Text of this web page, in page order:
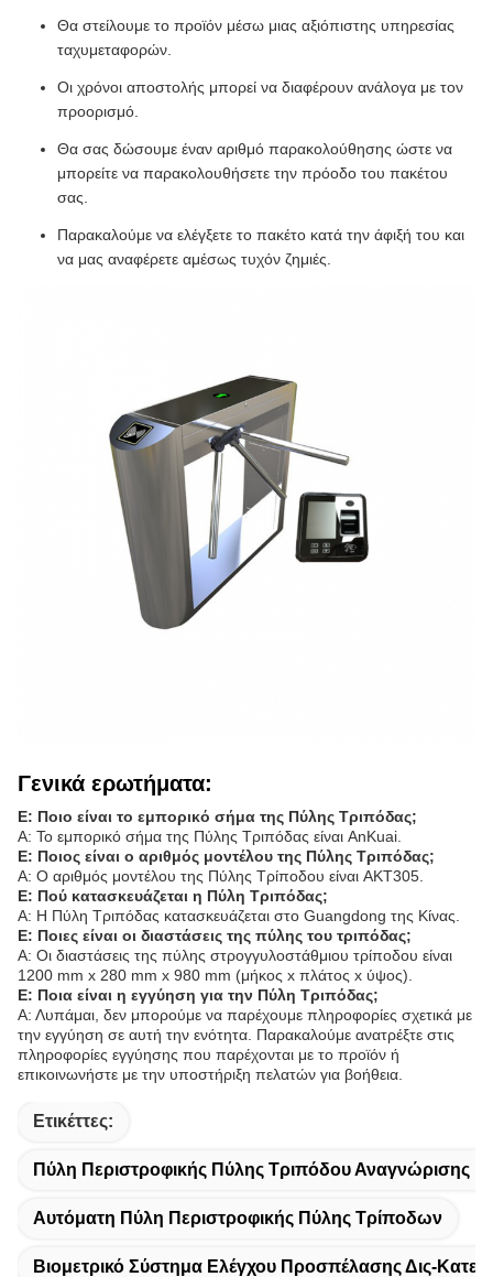
Θα στείλουμε το προϊόν μέσω μιας αξιόπιστης υπηρεσίας
ταχυμεταφορών.
Οι χρόνοι αποστολής μπορεί να διαφέρουν ανάλογα με τον
προορισμό.
Θα σας δώσουμε έναν αριθμό παρακολούθησης ώστε να
μπορείτε να παρακολουθήσετε την πρόοδο του πακέτου
σας.
Παρακαλούμε να ελέγξετε το πακέτο κατά την άφιξή του και
να μας αναφέρετε αμέσως τυχόν ζημιές.
Γενικά ερωτήματα:
Ε: Ποιο είναι το εμπορικό σήμα της Πύλης Τριπόδας;
Α: Το εμπορικό σήμα της Πύλης Τριπόδας είναι AnKuai.
Ε: Ποιος είναι ο αριθμός μοντέλου της Πύλης Τριπόδας;
Α: Ο αριθμός μοντέλου της Πύλης Τρίποδου είναι AKT305.
Ε: Πού κατασκευάζεται η Πύλη Τριπόδας;
Α: Η Πύλη Τριπόδας κατασκευάζεται στο Guangdong της Κίνας.
Ε: Ποιες είναι οι διαστάσεις της πύλης του τριπόδας;
Α: Οι διαστάσεις της πύλης στρογγυλοστάθμιου τρίποδου είναι
1200 mm x 280 mm x 980 mm (μήκος x πλάτος x ύψος).
Ε: Ποια είναι η εγγύηση για την Πύλη Τριπόδας;
Α: Λυπάμαι, δεν μπορούμε να παρέχουμε πληροφορίες σχετικά με
την εγγύηση σε αυτή την ενότητα. Παρακαλούμε ανατρέξτε στις
πληροφορίες εγγύησης που παρέχονται με το προϊόν ή
επικοινωνήστε με την υποστήριξη πελατών για βοήθεια.
Ετικέττες:
Πύλη Περιστροφικής Πύλης Τριπόδου Αναγνώρισης
Αυτόματη Πύλη Περιστροφικής Πύλης Τρίποδων
Βιομετρικό Σύστημα Ελέγχου Προσπέλασης Δις-